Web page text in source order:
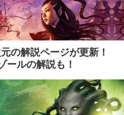
の解説ページが更新！
ールの解説も！